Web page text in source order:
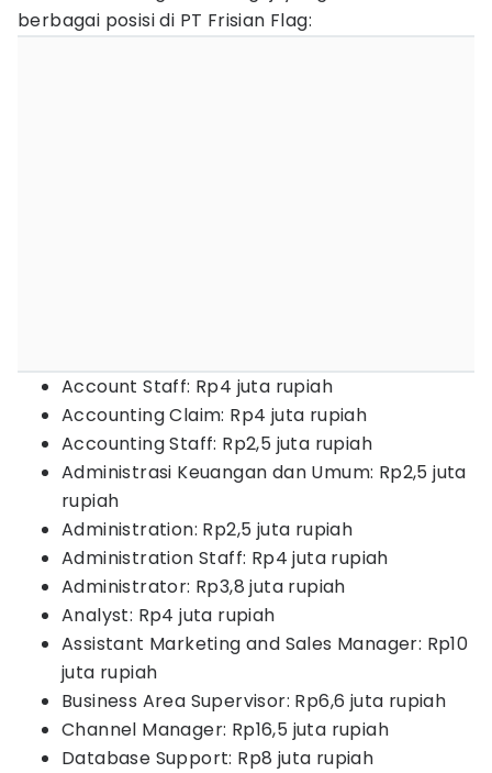
berbagai posisi di PT Frisian Flag:
Account Staff: Rp4 juta rupiah
Accounting Claim: Rp4 juta rupiah
Accounting Staff: Rp2,5 juta rupiah
Administrasi Keuangan dan Umum: Rp2,5 juta
rupiah
Administration: Rp2,5 juta rupiah
Administration Staff: Rp4 juta rupiah
Administrator: Rp3,8 juta rupiah
Analyst: Rp4 juta rupiah
Assistant Marketing and Sales Manager: Rp10
juta rupiah
Business Area Supervisor: Rp6,6 juta rupiah
Channel Manager: Rp16,5 juta rupiah
Database Support: Rp8 juta rupiah